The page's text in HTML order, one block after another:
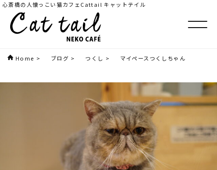
心斎橋の人懐っこい猫カフェCattail キャットテイル
Home > ブログ > つくし > マイペースつくしちゃん